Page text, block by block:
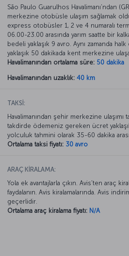
São Paulo Guarulhos Havalimanı’ndan
merkezine otobüsle ulaşım sağlamak
express otobüsler 1, 2 ve 4 numaralı
06.00-23.00 arasında yarım saatte bir
bedeli yaklaşık 9 avro. Aynı zamanda
yaklaşık 50 dakikada kent merkezine
Havalimanından ortalama süre: 50 dakika
Havalimanından uzaklık: 40 km
TAKSİ:
Havalimanından şehir merkezine
takdirde ödemeniz gereken ücret
yolculuk tahmini olarak 35-60 dakika
Ortalama taksi fiyatı: 30 avro
ARAÇ KİRALAMA:
Yola ek avantajlarla çıkın. Avis’ten araç
faydalanın. Avis kiralamalarında. Avis
geçerlidir.
Ortalama araç kiralama fiyatı: N/A